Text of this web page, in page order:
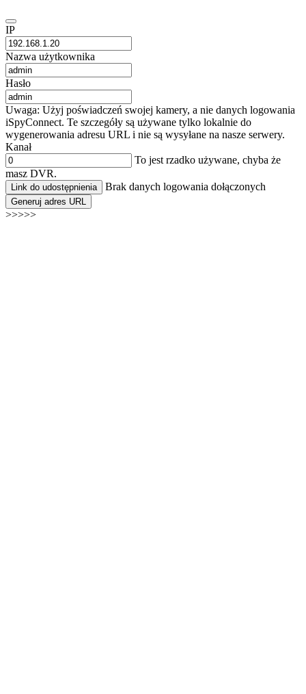
IP
Nazwa użytkownika
Hasło
Uwaga: Użyj poświadczeń swojej kamery, a nie danych logowania
iSpyConnect. Te szczegóły są używane tylko lokalnie do
wygenerowania adresu URL i nie są wysyłane na nasze serwery.
Kanał
To jest rzadko używane, chyba że
masz DVR.
Link do udostępnienia Brak danych logowania dołączonych
Generuj adres URL
>>>>>